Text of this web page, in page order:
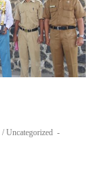
/ Uncategorized